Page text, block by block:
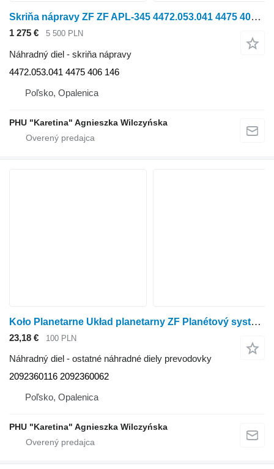
Skriňa nápravy ZF ZF APL-345 4472.053.041 4475 406 146 Puzdro mostíka Dy na Fendt
1 275 € 5 500 PLN
Náhradný diel - skriňa nápravy
4472.053.041 4475 406 146
Poľsko, Opalenica
PHU "Karetina" Agnieszka Wilczyńska
Koło Planetarne Układ planetarny ZF Planétový systém kolesa 2092360116 2092360062
23,18 € 100 PLN
Náhradný diel - ostatné náhradné diely prevodovky
2092360116 2092360062
Poľsko, Opalenica
PHU "Karetina" Agnieszka Wilczyńska